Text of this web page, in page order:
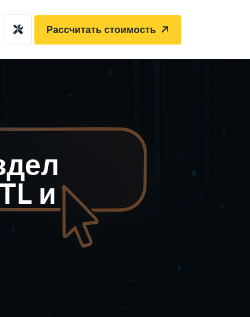
Рассчитать стоимость
и